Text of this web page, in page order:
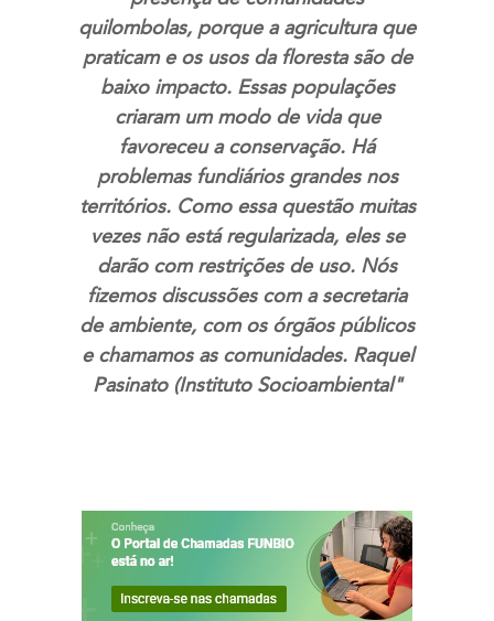
quilombolas, porque a agricultura que
praticam e os usos da floresta são de
baixo impacto. Essas populações
criaram um modo de vida que
favoreceu a conservação. Há
problemas fundiários grandes nos
territórios. Como essa questão muitas
vezes não está regularizada, eles se
darão com restrições de uso. Nós
fizemos discussões com a secretaria
de ambiente, com os órgãos públicos
e chamamos as comunidades. Raquel
Pasinato (Instituto Socioambiental"